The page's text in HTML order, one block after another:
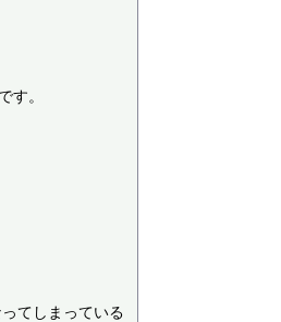
す。
てしまっている